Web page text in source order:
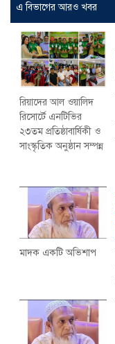
এ বিভাগের আরও খবর
রিয়াদের আল ওয়ালিদ
রিসোর্টে এনটিভির
২৩তম প্রতিষ্ঠাবার্ষিকী ও
সাংস্কৃতিক অনুষ্ঠান সম্পন্ন
মাদক একটি অভিশাপ